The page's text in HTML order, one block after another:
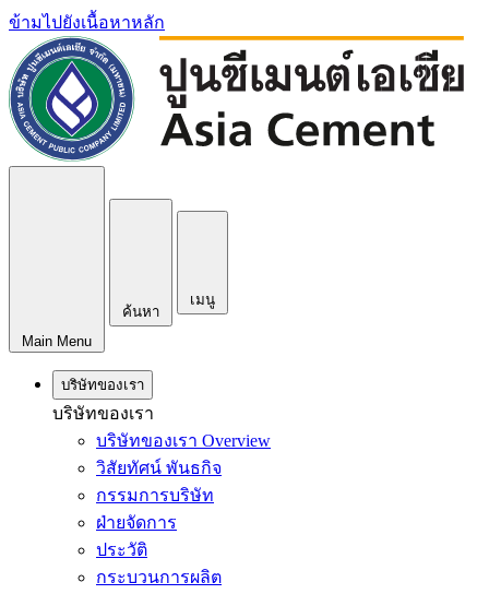
ข้ามไปยังเนื้อหาหลัก
Main Menu
ค้นหา
เมนู
บริษัทของเรา
บริษัทของเรา
บริษัทของเรา Overview
วิสัยทัศน์ พันธกิจ
กรรมการบริษัท
ฝ่ายจัดการ
ประวัติ
กระบวนการผลิต